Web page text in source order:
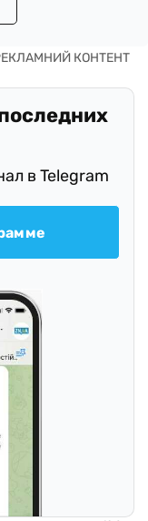
в Telegram